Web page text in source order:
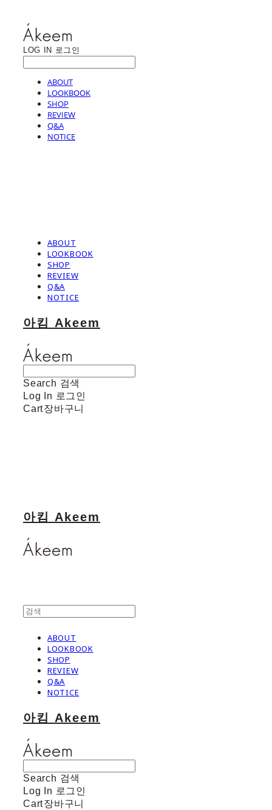
LOG IN 로그인
ABOUT
LOOKBOOK
SHOP
REVIEW
Q&A
NOTICE
ABOUT
LOOKBOOK
SHOP
REVIEW
Q&A
NOTICE
아킴 Akeem
Search 검색
Log In 로그인
Cart장바구니
아킴 Akeem
ABOUT
LOOKBOOK
SHOP
REVIEW
Q&A
NOTICE
아킴 Akeem
Search 검색
Log In 로그인
Cart장바구니